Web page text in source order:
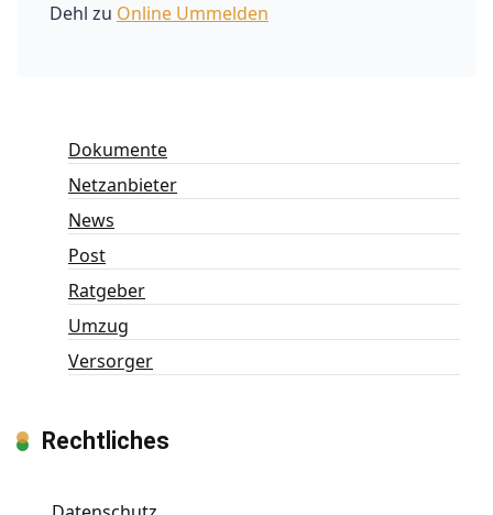
Dehl zu Online Ummelden
Dokumente
Netzanbieter
News
Post
Ratgeber
Umzug
Versorger
Rechtliches